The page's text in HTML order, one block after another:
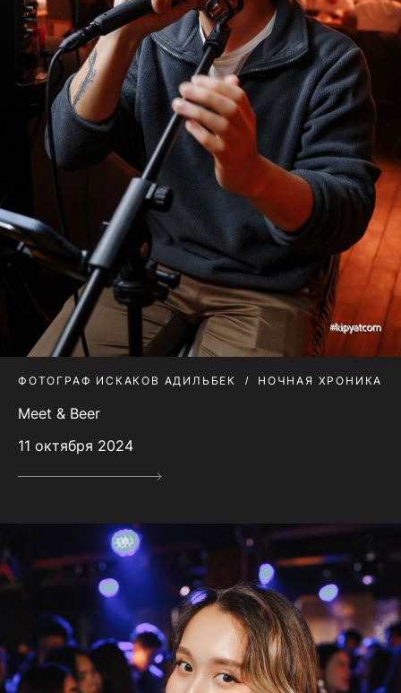
ФОТОГРАФ ИСКАКОВ АДИЛЬБЕК НОЧНАЯ ХРОНИКА
Meet & Beer
11 октября 2024